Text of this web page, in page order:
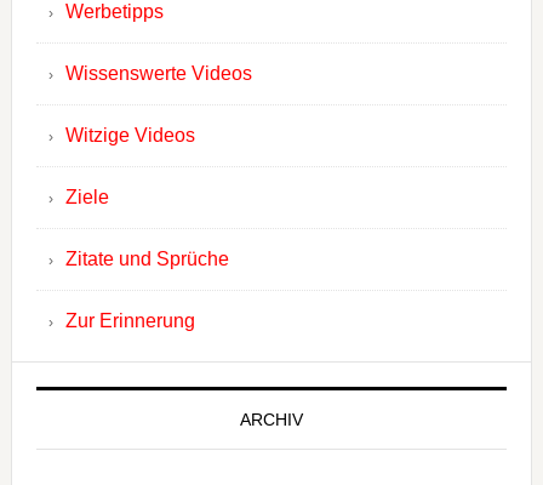
Werbetipps
Wissenswerte Videos
Witzige Videos
Ziele
Zitate und Sprüche
Zur Erinnerung
ARCHIV